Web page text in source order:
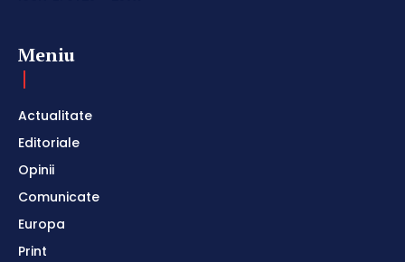
Meniu
Actualitate
Editoriale
Opinii
Comunicate
Europa
Print